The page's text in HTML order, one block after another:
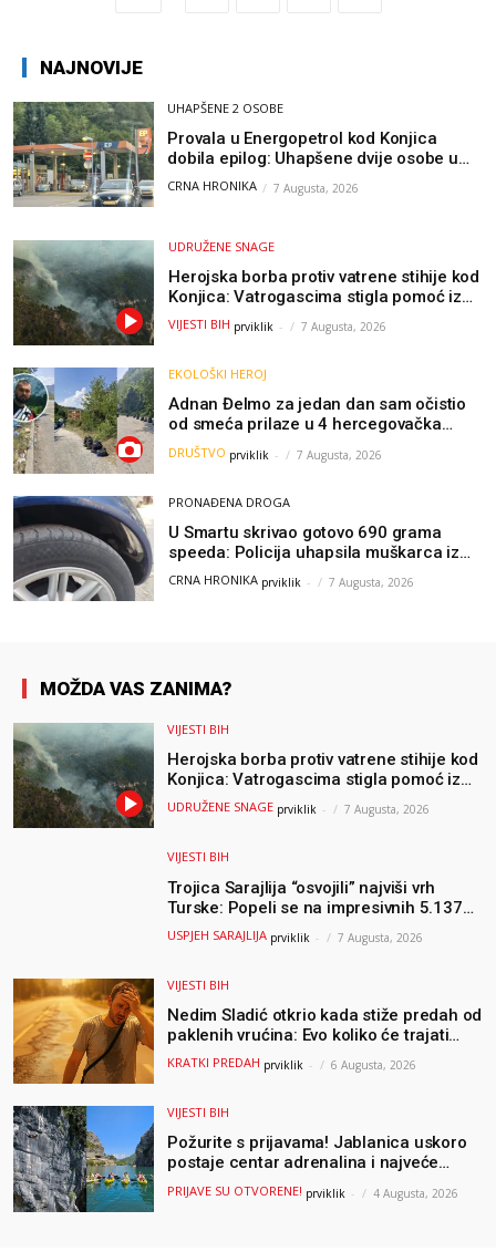
NAJNOVIJE
UHAPŠENE 2 OSOBE
Provala u Energopetrol kod Konjica
dobila epilog: Uhapšene dvije osobe u
Čapljini i Jablanici
CRNA HRONIKA 7 Augusta, 2026
UDRUŽENE SNAGE
Herojska borba protiv vatrene stihije kod
Konjica: Vatrogascima stigla pomoć iz
Sarajeva, helikopteri i Air Tractori
udružili snage
VIJESTI BIH prviklik - 7 Augusta, 2026
EKOLOŠKI HEROJ
Adnan Đelmo za jedan dan sam očistio
od smeća prilaze u 4 hercegovačka
grada: “Danas nisam čistio samo smeće,
čistio sam sliku o nama”
DRUŠTVO prviklik - 7 Augusta, 2026
PRONAĐENA DROGA
U Smartu skrivao gotovo 690 grama
speeda: Policija uhapsila muškarca iz
Hercegovine
CRNA HRONIKA prviklik - 7 Augusta, 2026
MOŽDA VAS ZANIMA?
VIJESTI BIH
Herojska borba protiv vatrene stihije kod
Konjica: Vatrogascima stigla pomoć iz
Sarajeva, helikopteri i Air Tractori
UDRUŽENE SNAGE prviklik - 7 Augusta, 2026
VIJESTI BIH
Trojica Sarajlija “osvojili” najviši vrh
Turske: Popeli se na impresivnih 5.137
metara
USPJEH SARAJLIJA prviklik - 7 Augusta, 2026
VIJESTI BIH
Nedim Sladić otkrio kada stiže predah od
paklenih vrućina: Evo koliko će trajati
osvježenje u BiH
KRATKI PREDAH prviklik - 6 Augusta, 2026
VIJESTI BIH
Požurite s prijavama! Jablanica uskoro
postaje centar adrenalina i najveće
outdoor avanture ovog ljeta
PRIJAVE SU OTVORENE! prviklik - 4 Augusta, 2026